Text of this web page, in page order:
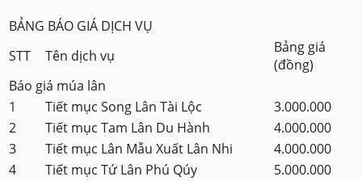
BẢNG BÁO GIÁ DỊCH VỤ
STT
Tên dịch vụ
Bảng giá
(đồng)
Báo giá múa lân
1
Tiết mục Song Lân Tài Lộc
3.000.000
2
Tiết mục Tam Lân Du Hành
4.000.000
3
Tiết mục Lân Mẫu Xuất Lân Nhi
4.000.000
4
Tiết mục Tứ Lân Phú Qúy
5.000.000